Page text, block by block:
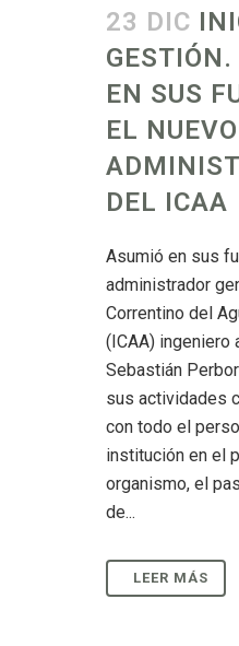
23 DIC
EN SUS
EL NUEVO
DEL ICAA
Asumió en sus
administrador
Correntino del
(ICAA) ingeniero
Sebastián
sus actividades
con todo el
institución en el
organismo, el
de...